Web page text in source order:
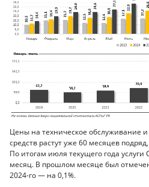
Цены на техническое обслуживание
средств растут уже 60 месяцев
По итогам июля текущего года
месяц. В прошлом месяце был
2024-го — на 0,1%.